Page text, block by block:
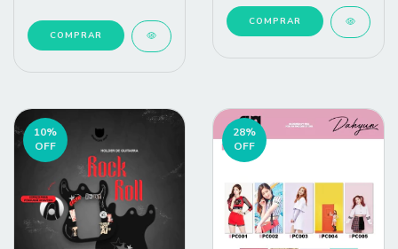
COMPRAR
COMPRAR
10%
OFF
28%
OFF